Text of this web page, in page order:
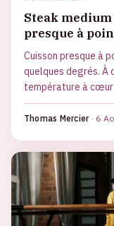
Steak
presque à
Cuisson presque à
quelques degrés. À
température à
sans assécher sa
Thomas Mercier · 6